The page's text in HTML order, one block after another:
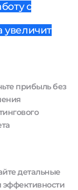
с
увеличит
прибыль без
детальные
эффективности